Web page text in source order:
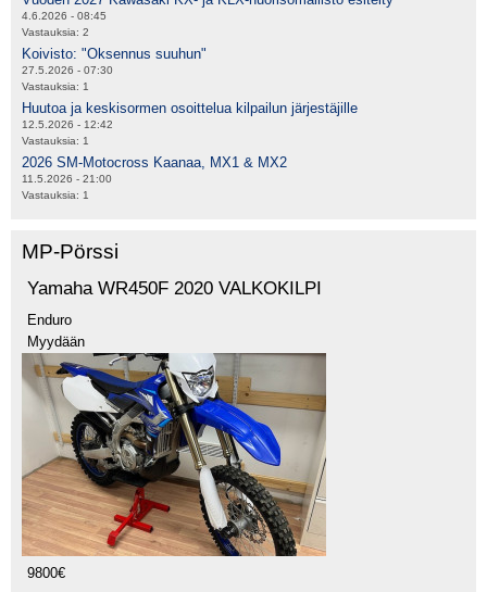
4.6.2026 - 08:45
Vastauksia: 2
Koivisto: "Oksennus suuhun"
27.5.2026 - 07:30
Vastauksia: 1
Huutoa ja keskisormen osoittelua kilpailun järjestäjille
12.5.2026 - 12:42
Vastauksia: 1
2026 SM-Motocross Kaanaa, MX1 & MX2
11.5.2026 - 21:00
Vastauksia: 1
MP-Pörssi
Yamaha WR450F 2020 VALKOKILPI
Enduro
Myydään
9800€